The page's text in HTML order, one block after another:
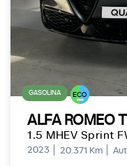
GASOLINA ECO
ALFA ROMEO
1.5 MHEV Sprint
2023 20.371 Km